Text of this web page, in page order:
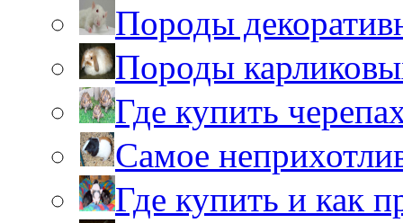
Породы
Породы
Где купить
Самое
Где купить и как